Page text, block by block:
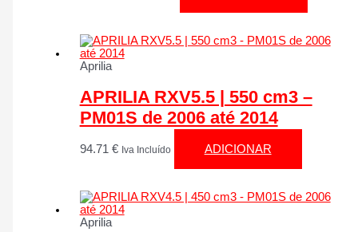
Aprilia
APRILIA RXV5.5 | 550 cm3 –
PM01S de 2006 até 2014
94.71 € Iva Incluído ADICIONAR
Aprilia